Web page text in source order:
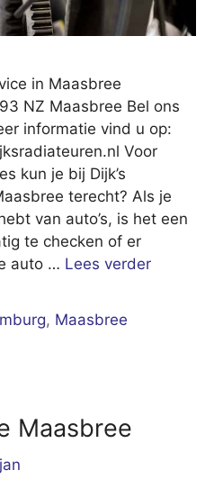
in Maasbree
NZ Maasbree Bel ons
informatie vind u op:
Voor
kun je bij Dijk’s
terecht? Als je
van auto’s, is het een
te checken of er
auto … Lees verder
, Maasbree
Maasbree